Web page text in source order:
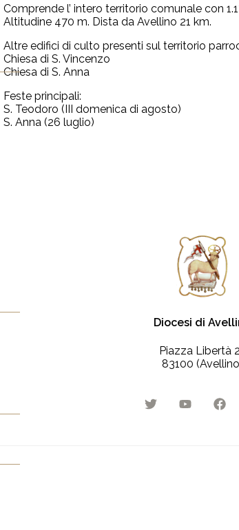
Comprende l’ intero territorio comunale con
Altitudine 470 m. Dista da Avellino 21 km.
Altre edifici di culto presenti sul territorio
Chiesa di S. Vincenzo
Chiesa di S. Anna
Feste principali:
S. Teodoro (III domenica di agosto)
S. Anna (26 luglio)
Diocesi di
Piazza Libertà
83100